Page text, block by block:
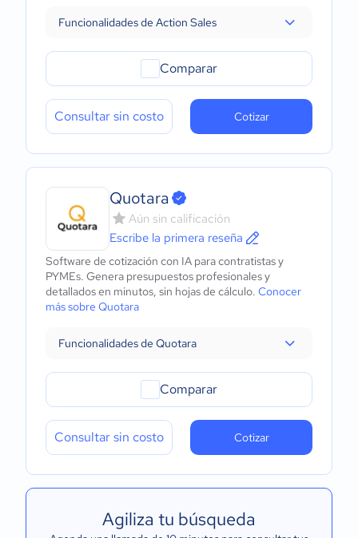
Funcionalidades de Action Sales
Comparar
Consultar sin costo Cotizar
Quotara
Aún sin calificación
Escribe la primera reseña
Software de cotización con IA para contratistas y
PYMEs. Genera presupuestos profesionales y
detallados en minutos, sin hojas de cálculo. Conocer
más sobre Quotara
Funcionalidades de Quotara
Comparar
Consultar sin costo Cotizar
Agiliza tu búsqueda